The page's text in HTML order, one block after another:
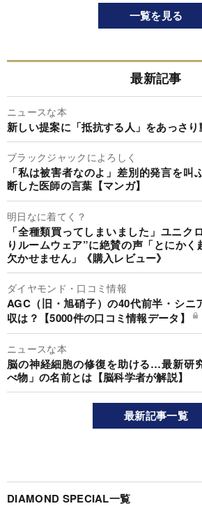
一覧を見る
最新記事
ニュースな本
新しい提案に「抵抗する人」をあっさ
ブラックジャックによろしく
「私は被害者なのよ」差別的発言を叫
断した医師の言葉【マンガ】
明日なに着てく？
「全種類買ってしまいました」ユニク
りルームウェア”に絶賛の声「とにか
欠かせません」《購入レビュー》
ダイヤモンド・口コミ情報
AGC（旧・旭硝子）の40代前半・シニ
収は？【5000件の口コミ情報データ】
ニュースな本
脳の神経細胞の修復を助ける…最新研
べ物」の名前とは【脳科学者が解説】
最新記事一覧
DIAMOND SPECIAL一覧